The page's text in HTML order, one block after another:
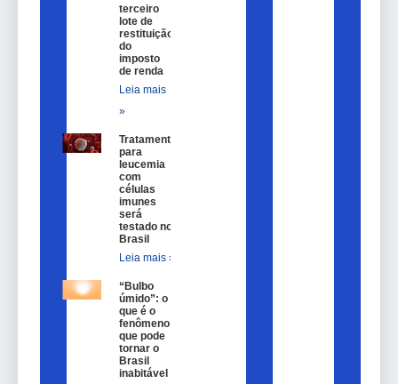
terceiro
lote de
restituição
do
imposto
de renda
Leia mais
»
Tratamento
para
leucemia
com
células
imunes
será
testado no
Brasil
Leia mais »
“Bulbo
úmido”: o
que é o
fenômeno
que pode
tornar o
Brasil
inabitável